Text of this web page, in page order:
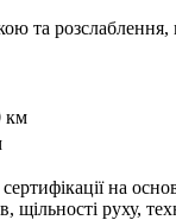
та
км
на
руху,